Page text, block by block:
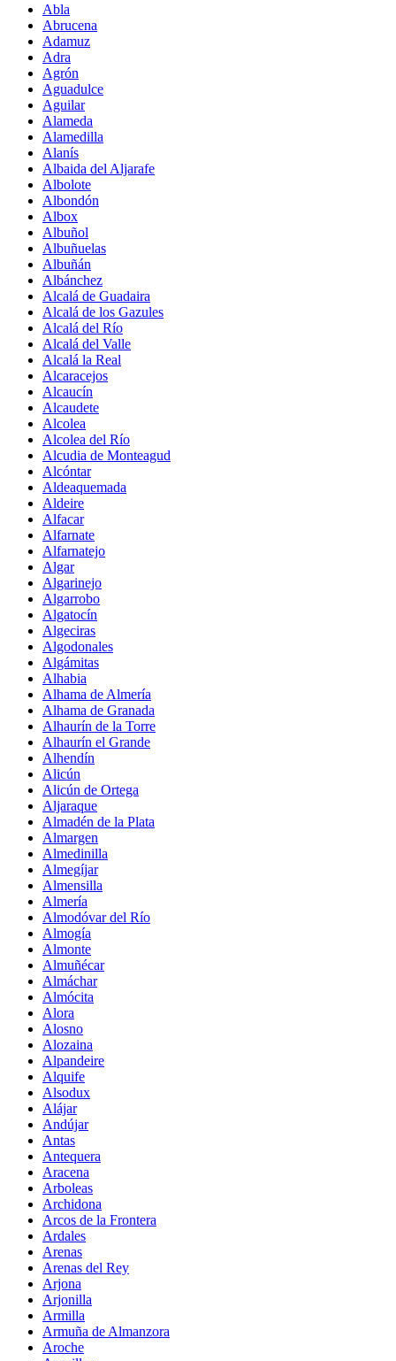
Abla
Abrucena
Adamuz
Adra
Agrón
Aguadulce
Aguilar
Alameda
Alamedilla
Alanís
Albaida del Aljarafe
Albolote
Albondón
Albox
Albuñol
Albuñuelas
Albuñán
Albánchez
Alcalá de Guadaira
Alcalá de los Gazules
Alcalá del Río
Alcalá del Valle
Alcalá la Real
Alcaracejos
Alcaucín
Alcaudete
Alcolea
Alcolea del Río
Alcudia de Monteagud
Alcóntar
Aldeaquemada
Aldeire
Alfacar
Alfarnate
Alfarnatejo
Algar
Algarinejo
Algarrobo
Algatocín
Algeciras
Algodonales
Algámitas
Alhabia
Alhama de Almería
Alhama de Granada
Alhaurín de la Torre
Alhaurín el Grande
Alhendín
Alicún
Alicún de Ortega
Aljaraque
Almadén de la Plata
Almargen
Almedinilla
Almegíjar
Almensilla
Almería
Almodóvar del Río
Almogía
Almonte
Almuñécar
Almáchar
Almócita
Alora
Alosno
Alozaina
Alpandeire
Alquife
Alsodux
Alájar
Andújar
Antas
Antequera
Aracena
Arboleas
Archidona
Arcos de la Frontera
Ardales
Arenas
Arenas del Rey
Arjona
Arjonilla
Armilla
Armuña de Almanzora
Aroche